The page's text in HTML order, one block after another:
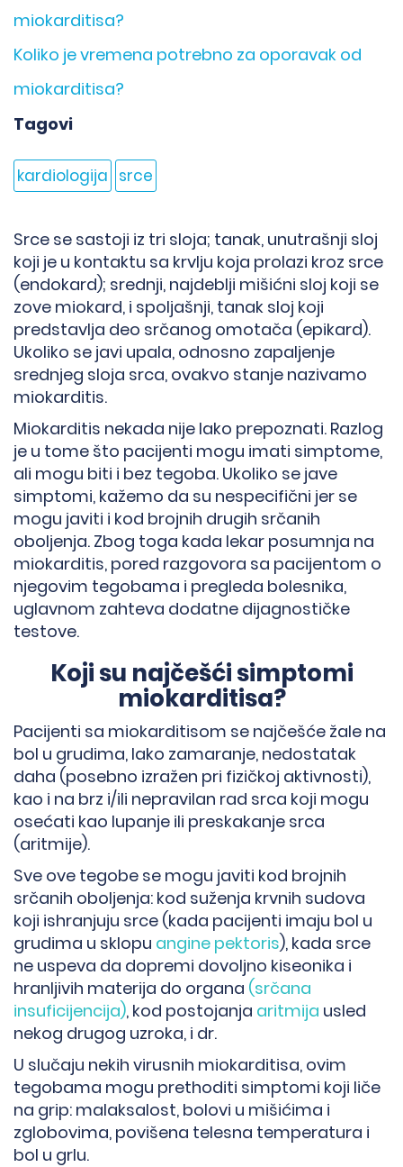
miokarditisa?
Koliko je vremena potrebno za oporavak od
miokarditisa?
Tagovi
kardiologija srce
Srce se sastoji iz tri sloja; tanak, unutrašnji sloj
koji je u kontaktu sa krvlju koja prolazi kroz srce
(endokard); srednji, najdeblji mišićni sloj koji se
zove miokard, i spoljašnji, tanak sloj koji
predstavlja deo srčanog omotača (epikard).
Ukoliko se javi upala, odnosno zapaljenje
srednjeg sloja srca, ovakvo stanje nazivamo
miokarditis.
Miokarditis nekada nije lako prepoznati. Razlog
je u tome što pacijenti mogu imati simptome,
ali mogu biti i bez tegoba. Ukoliko se jave
simptomi, kažemo da su nespecifični jer se
mogu javiti i kod brojnih drugih srčanih
oboljenja. Zbog toga kada lekar posumnja na
miokarditis, pored razgovora sa pacijentom o
njegovim tegobama i pregleda bolesnika,
uglavnom zahteva dodatne dijagnostičke
testove.
Koji su najčešći simptomi
miokarditisa?
Pacijenti sa miokarditisom se najčešće žale na
bol u grudima, lako zamaranje, nedostatak
daha (posebno izražen pri fizičkoj aktivnosti),
kao i na brz i/ili nepravilan rad srca koji mogu
osećati kao lupanje ili preskakanje srca
(aritmije).
Sve ove tegobe se mogu javiti kod brojnih
srčanih oboljenja: kod suženja krvnih sudova
koji ishranjuju srce (kada pacijenti imaju bol u
grudima u sklopu angine pektoris), kada srce
ne uspeva da dopremi dovoljno kiseonika i
hranljivih materija do organa (srčana
insuficijencija), kod postojanja aritmija usled
nekog drugog uzroka, i dr.
U slučaju nekih virusnih miokarditisa, ovim
tegobama mogu prethoditi simptomi koji liče
na grip: malaksalost, bolovi u mišićima i
zglobovima, povišena telesna temperatura i
bol u grlu.